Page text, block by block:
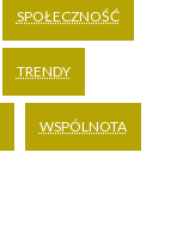
SPOŁECZNOŚĆ
TRENDY
WSPÓLNOTA